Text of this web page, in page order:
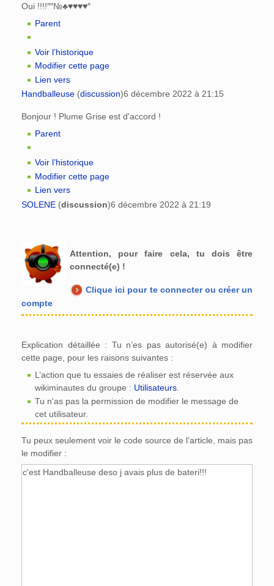
Oui !!!!″″№♣♥♥♥♥″
Parent
Voir l’historique
Modifier cette page
Lien vers
Handballeuse (discussion)6 décembre 2022 à 21:15
Bonjour ! Plume Grise est d'accord !
Parent
Voir l’historique
Modifier cette page
Lien vers
SOLENE (discussion)6 décembre 2022 à 21:19
Attention, pour faire cela, tu dois être
connecté(e) !
Clique ici pour te connecter ou créer un
compte
Explication détaillée : Tu n’es pas autorisé(e) à modifier
cette page, pour les raisons suivantes :
L’action que tu essaies de réaliser est réservée aux
wikiminautes du groupe : Utilisateurs
Tu n'as pas la permission de modifier le message de
cet utilisateur.
Tu peux seulement voir le code source de l’article, mais pas
le modifier :